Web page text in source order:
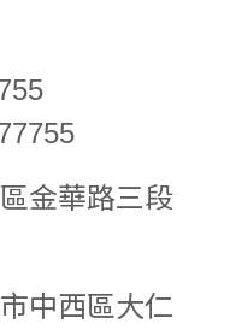
金華路三段
中西區大仁